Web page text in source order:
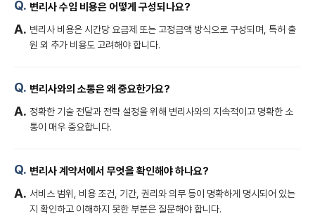
변리사 수임 비용은 어떻게 구성되나요?
변리사 비용은 시간당 요금제 또는 고정금액 방식으로 구성되며, 특허 출
원 외 추가 비용도 고려해야 합니다.
변리사와의 소통은 왜 중요한가요?
정확한 기술 전달과 전략 설정을 위해 변리사와의 지속적이고 명확한 소
통이 매우 중요합니다.
변리사 계약서에서 무엇을 확인해야 하나요?
서비스 범위, 비용 조건, 기간, 권리와 의무 등이 명확하게 명시되어 있는
지 확인하고 이해하지 못한 부분은 질문해야 합니다.